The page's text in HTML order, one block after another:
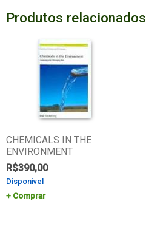
Produtos relacionados
CHEMICALS IN THE
ENVIRONMENT
R$390,00
Disponível
Comprar